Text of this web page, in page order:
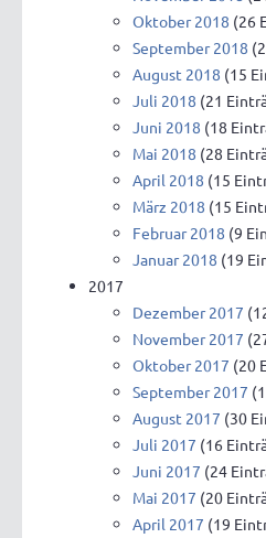
Oktober 2018 (26
September 2018
August 2018 (15
Juli 2018 (21
Juni 2018 (18
Mai 2018 (28
April 2018 (15
März 2018 (15
Februar 2018 (9
Januar 2018 (19
2017
Dezember 2017
November 2017
Oktober 2017 (20
September 2017
August 2017 (30
Juli 2017 (16
Juni 2017 (24
Mai 2017 (20
April 2017 (19